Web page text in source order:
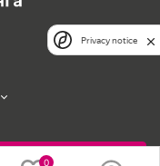
0
Privacy notice